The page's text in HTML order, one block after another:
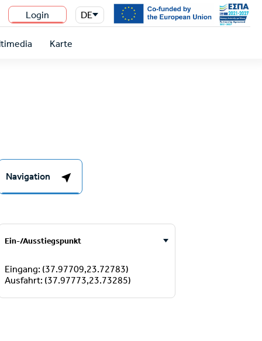
Login DE
Karte
Navigation
Ein-/Ausstiegspunkt
Eingang: (37.97709,23.72783)
Ausfahrt: (37.97773,23.73285)